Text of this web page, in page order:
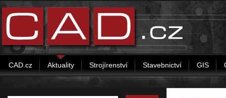
CAD.cz Aktuality Strojírenství Stavebnictví GIS